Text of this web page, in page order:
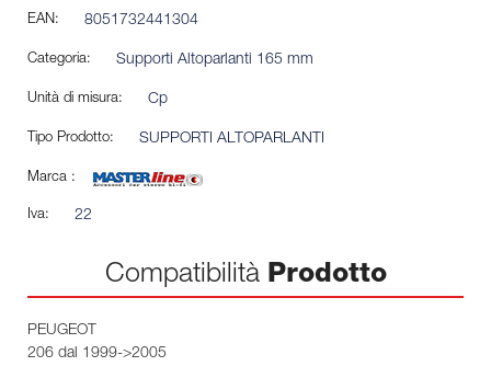
EAN: 8051732441304
Categoria: Supporti Altoparlanti 165 mm
Unità di misura: Cp
Tipo Prodotto: SUPPORTI ALTOPARLANTI
Marca :
Iva: 22
Compatibilità Prodotto
PEUGEOT
206 dal 1999->2005